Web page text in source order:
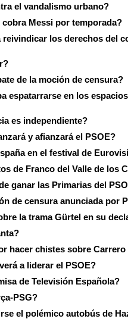
el vandalismo urbano?
Messi por temporada?
los derechos del
de la moción de censura?
espatarrarse en los espacios
es independiente?
y afianzará el PSOE?
en el festival de
de Franco del Valle de los
ganar las Primarias del
de censura anunciada por
la trama Gürtel en su
hacer chistes sobre
a liderar el PSOE?
de Televisión Española?
PSG?
el polémico autobús de